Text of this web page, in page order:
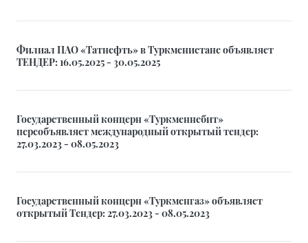
Филиал ПАО «Татнефть» в Туркменистане объявляет
ТЕНДЕР: 16.05.2025 - 30.05.2025
Государственный концерн «Туркменнебит»
переобъявляет международный открытый тендер:
27.03.2023 - 08.05.2023
Государственный концерн «Туркменгаз» объявляет
открытый Тендер: 27.03.2023 - 08.05.2023